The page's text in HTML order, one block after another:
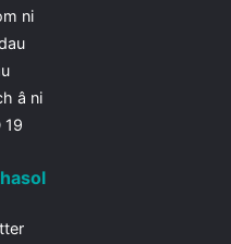
ni
â ni
19